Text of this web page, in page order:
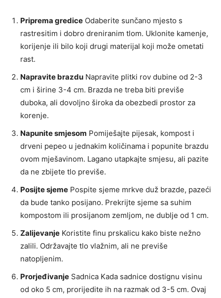
Priprema gredice Odaberite sunčano mjesto s
rastresitim i dobro dreniranim tlom. Uklonite kamenje,
korijenje ili bilo koji drugi materijal koji može ometati
rast.
Napravite brazdu Napravite plitki rov dubine od 2-3
cm i širine 3-4 cm. Brazda ne treba biti previše
duboka, ali dovoljno široka da obezbedi prostor za
korenje.
Napunite smjesom Pomiješajte pijesak, kompost i
drveni pepeo u jednakim količinama i popunite brazdu
ovom mješavinom. Lagano utapkajte smjesu, ali pazite
da ne zbijete tlo previše.
Posijte sjeme Pospite sjeme mrkve duž brazde, pazeći
da bude tanko posijano. Prekrijte sjeme sa suhim
kompostom ili prosijanom zemljom, ne dublje od 1 cm.
Zalijevanje Koristite finu prskalicu kako biste nežno
zalili. Održavajte tlo vlažnim, ali ne previše
natopljenim.
Prorjeđivanje Sadnica Kada sadnice dostignu visinu
od oko 5 cm, prorijedite ih na razmak od 3-5 cm. Ovaj